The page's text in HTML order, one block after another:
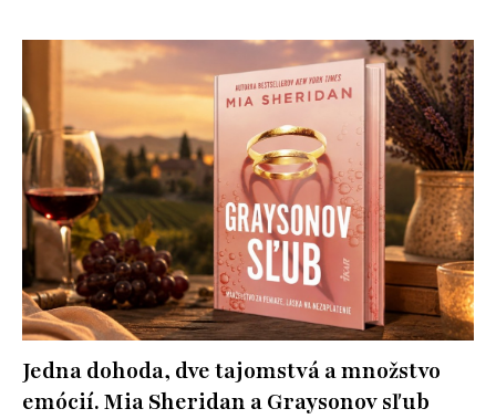
Jedna dohoda, dve tajomstvá a množstvo
emócií. Mia Sheridan a Graysonov sľub